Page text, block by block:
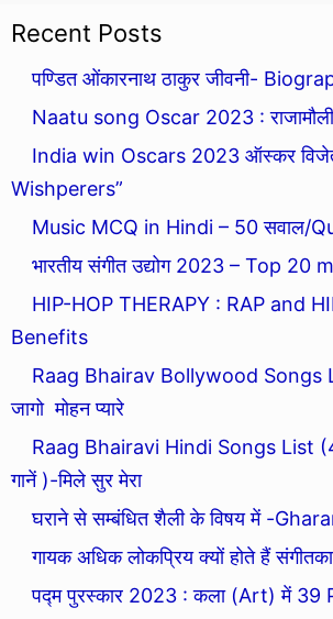
Recent Posts
पण्डित ओंकारनाथ ठाकुर जीवनी-
Naatu song Oscar 2023 :
India win Oscars 2023 ऑस्कर
Wishperers”
Music MCQ in Hindi – 50 सवाल/
भारतीय संगीत उद्योग 2023 – Top
HIP-HOP THERAPY : RAP and
Benefits
Raag Bhairav Bollywood Songs
जागो मोहन प्यारे
Raag Bhairavi Hindi Songs List
गानें )-मिले सुर मेरा
घराने से सम्बंधित शैली के विषय में -
गायक अधिक लोकप्रिय क्यों होते हैं
पद्म पुरस्कार 2023 : कला (Art) में 39